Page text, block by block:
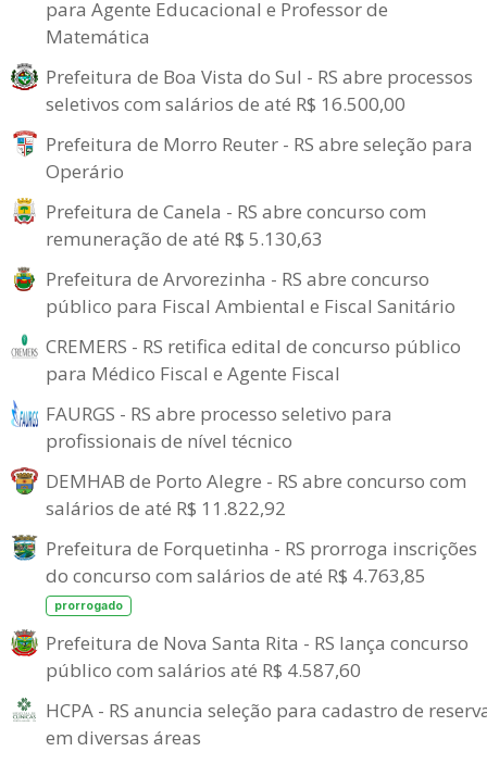
para Agente Educacional e Professor de
Matemática
Prefeitura de Boa Vista do Sul - RS abre processos
seletivos com salários de até R$ 16.500,00
Prefeitura de Morro Reuter - RS abre seleção para
Operário
Prefeitura de Canela - RS abre concurso com
remuneração de até R$ 5.130,63
Prefeitura de Arvorezinha - RS abre concurso
público para Fiscal Ambiental e Fiscal Sanitário
CREMERS - RS retifica edital de concurso público
para Médico Fiscal e Agente Fiscal
FAURGS - RS abre processo seletivo para
profissionais de nível técnico
DEMHAB de Porto Alegre - RS abre concurso com
salários de até R$ 11.822,92
Prefeitura de Forquetinha - RS prorroga inscrições
do concurso com salários de até R$ 4.763,85
prorrogado
Prefeitura de Nova Santa Rita - RS lança concurso
público com salários até R$ 4.587,60
HCPA - RS anuncia seleção para cadastro de
em diversas áreas